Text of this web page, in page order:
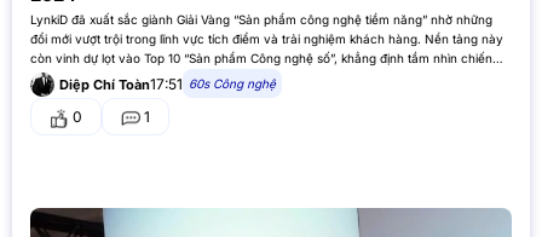
LynkiD đã xuất sắc giành Giải Vàng “Sản phẩm công nghệ tiềm năng” nhờ những
đổi mới vượt trội trong lĩnh vực tích điểm và trải nghiệm khách hàng. Nền tảng này
còn vinh dự lọt vào Top 10 “Sản phẩm Công nghệ số”, khẳng định tầm nhìn chiến
lược…Diệp Chí Toàn17:51 60s Công nghệ
0 1